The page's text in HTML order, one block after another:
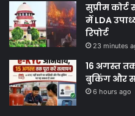
सुप्रीम
में LDA
रिपोर्ट
23 minutes
16 अगस्त
बुकिंग और
6 hours ago